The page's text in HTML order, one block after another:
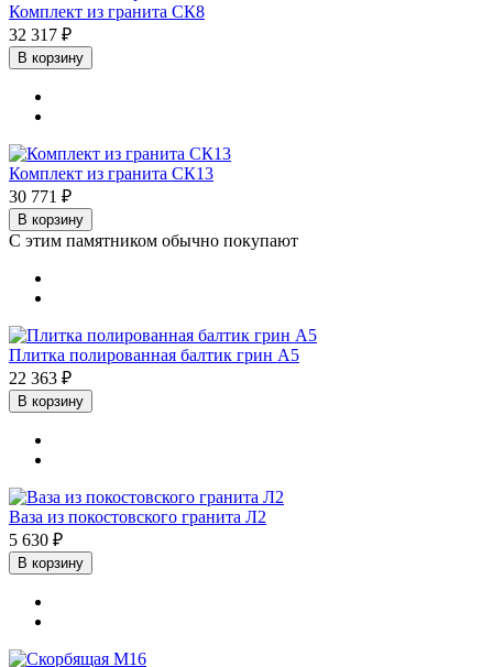
Комплект из гранита СК8
32 317 ₽
В корзину
Комплект из гранита СК13
30 771 ₽
В корзину
С этим памятником обычно покупают
Плитка полированная балтик грин А5
22 363 ₽
В корзину
Ваза из покостовского гранита Л2
5 630 ₽
В корзину